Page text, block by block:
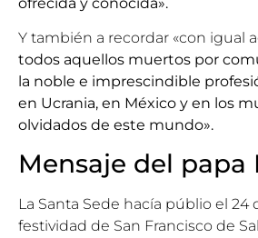
Y también a recordar «con igual
todos aquellos muertos por
la noble e imprescindible
en Ucrania, en México y en los
olvidados de este mundo».
Mensaje del papa
La Santa Sede hacía públio el 24
festividad de San Francisco de